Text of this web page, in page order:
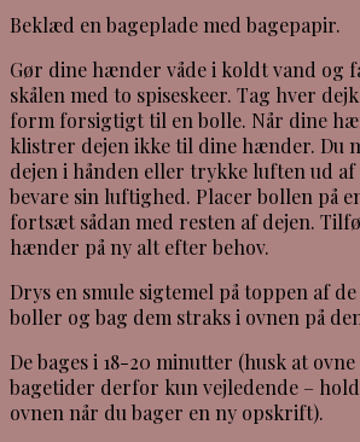
Beklæd en bageplade med bagepapir.
Gør dine hænder våde i koldt vand og
skålen med to spiseskeer. Tag hver
form forsigtigt til en bolle. Når dine
klistrer dejen ikke til dine hænder. Du
dejen i hånden eller trykke luften ud af
bevare sin luftighed. Placer bollen på
fortsæt sådan med resten af dejen.
hænder på ny alt efter behov.
Drys en smule sigtemel på toppen af
boller og bag dem straks i ovnen på
De bages i 18-20 minutter (husk at
bagetider derfor kun vejledende –
ovnen når du bager en ny opskrift).